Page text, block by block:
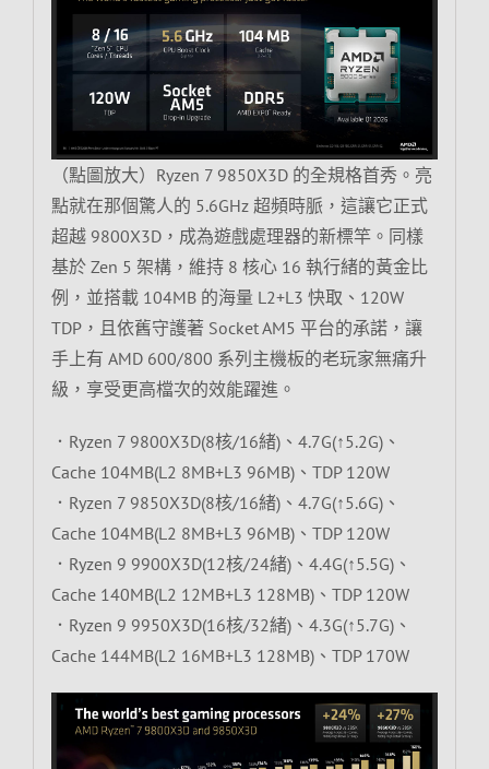
（點圖放大）Ryzen 7 9850X3D 的全規格首秀。亮
點就在那個驚人的 5.6GHz 超頻時脈，這讓它正式
超越 9800X3D，成為遊戲處理器的新標竿。同樣
基於 Zen 5 架構，維持 8 核心 16 執行緒的黃金比
例，並搭載 104MB 的海量 L2+L3 快取、120W
TDP，且依舊守護著 Socket AM5 平台的承諾，讓
手上有 AMD 600/800 系列主機板的老玩家無痛升
級，享受更高檔次的效能躍進。
．Ryzen 7 9800X3D(8核/16緒)、4.7G(↑5.2G)、
Cache 104MB(L2 8MB+L3 96MB)、TDP 120W
．Ryzen 7 9850X3D(8核/16緒)、4.7G(↑5.6G)、
Cache 104MB(L2 8MB+L3 96MB)、TDP 120W
．Ryzen 9 9900X3D(12核/24緒)、4.4G(↑5.5G)、
Cache 140MB(L2 12MB+L3 128MB)、TDP 120W
．Ryzen 9 9950X3D(16核/32緒)、4.3G(↑5.7G)、
Cache 144MB(L2 16MB+L3 128MB)、TDP 170W